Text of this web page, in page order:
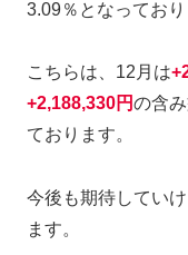
3.09％となっており
こちらは、12月は+
+2,188,330円の含
ております。
今後も期待してい
ます。